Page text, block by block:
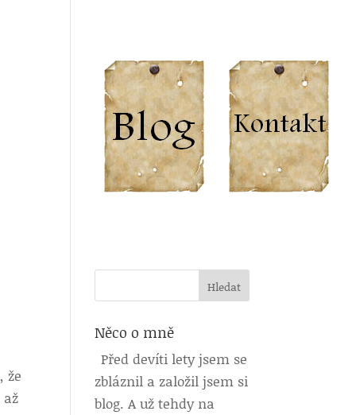
že
Něco o mně
Před devíti lety jsem se
zbláznil a založil jsem si
blog. A už tehdy na